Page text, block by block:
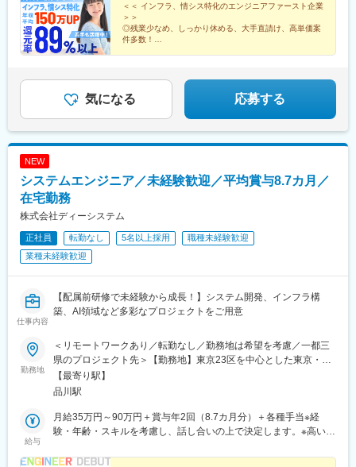
用通り行われており、エンジニアからの苦情相談（相談をすぐに
解決せず苦情となった事例）が過去1年間無い事に加え、ご本人分
の発注書の開示、お客様単価から割り出されるご本人の給与や賞
与ならびに本社の利益がいつでも開示できる状態のため弊社はホ
＜＜ インフラ、情シス特化のエンジニアファースト企業
＞＞
◎残業少なめ、しっかり休める、大手直請け、高単価案
件多数！
気になる 応募する
NEW
システムエンジニア／未経験歓迎／平均賞与8.7カ月／
在宅勤務
株式会社ディーシステム
正社員 転勤なし 5名以上採用
職種未経験歓迎
業種未経験歓迎
仕事内容
【配属前研修で未経験から成長！】システム開発、インフラ構
築、AI領域など多彩なプロジェクトをご用意
勤務地
＜リモートワークあり／転勤なし／勤務地は希望を考慮／一都三
県のプロジェクト先＞【勤務地】東京23区を中心とした東京・神
奈川・千葉・埼玉のプロジェクト先での勤務※リモートワークや在
宅勤務の案件多数※転勤はありません※受動喫煙対策あり■東京本
「品川駅」より徒歩5分
【最寄り駅】
品川駅
給与
月給35万円～90万円＋賞与年2回（8.7カ月分）＋各種手当※経
験・年齢・スキルを考慮し、話し合いの上で決定します。※高い技
下の場合は月給23万円～月給34万円内で決定させていただきます